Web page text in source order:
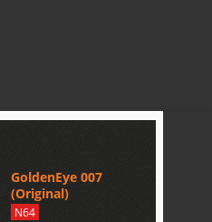
GoldenEye 007
(Original)
N64